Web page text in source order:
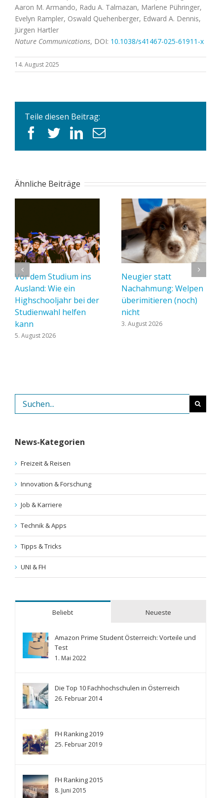
Aaron M. Armando, Radu A. Talmazan, Marlene Pühringer,
Evelyn Rampler, Oswald Quehenberger, Edward A. Dennis,
Jürgen Hartler
Nature Communications, DOI: 10.1038/s41467-025-61911-x
14. August 2025
Teile diesen Beitrag:
facebook
twitterlinkedin
E-
Ähnliche Beiträge
Vor dem Studium ins
Ausland: Wie ein
Highschooljahr bei der
Studienwahl helfen
kann
5. August 2026
Neugier statt
Nachahmung: Welpen
überimitieren (noch)
nicht
3. August 2026
nach:
News-Kategorien
Freizeit & Reisen
Innovation & Forschung
Job & Karriere
Technik & Apps
Tipps & Tricks
UNI & FH
Beliebt Neueste
Amazon Prime Student Österreich: Vorteile und
Test
1. Mai 2022
Die Top 10 Fachhochschulen in Österreich
26. Februar 2014
FH Ranking 2019
25. Februar 2019
FH Ranking 2015
8. Juni 2015